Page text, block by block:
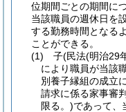
位期間ごとの期間に
当該職員の週休日を
する勤務時間となる
ことができる。
(1)
子(民法(明治29
により職員が当該
別養子縁組の成立
請求に係る家事審
限る。)であって、